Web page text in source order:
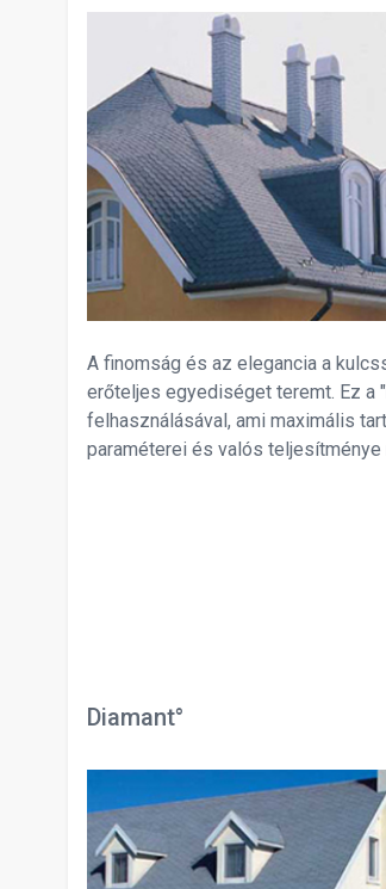
A finomság és az elegancia a
erőteljes egyediséget teremt. Ez a
felhasználásával, ami maximális
paraméterei és valós teljesítménye
Diamant°